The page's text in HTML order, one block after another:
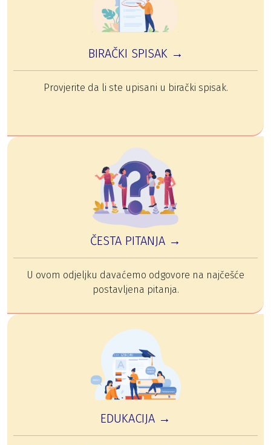
BIRAČKI SPISAK →
Provjerite da li ste upisani u birački spisak.
ČESTA PITANJA →
U ovom odjeljku davaćemo odgovore na najčešće
postavljena pitanja.
EDUKACIJA →